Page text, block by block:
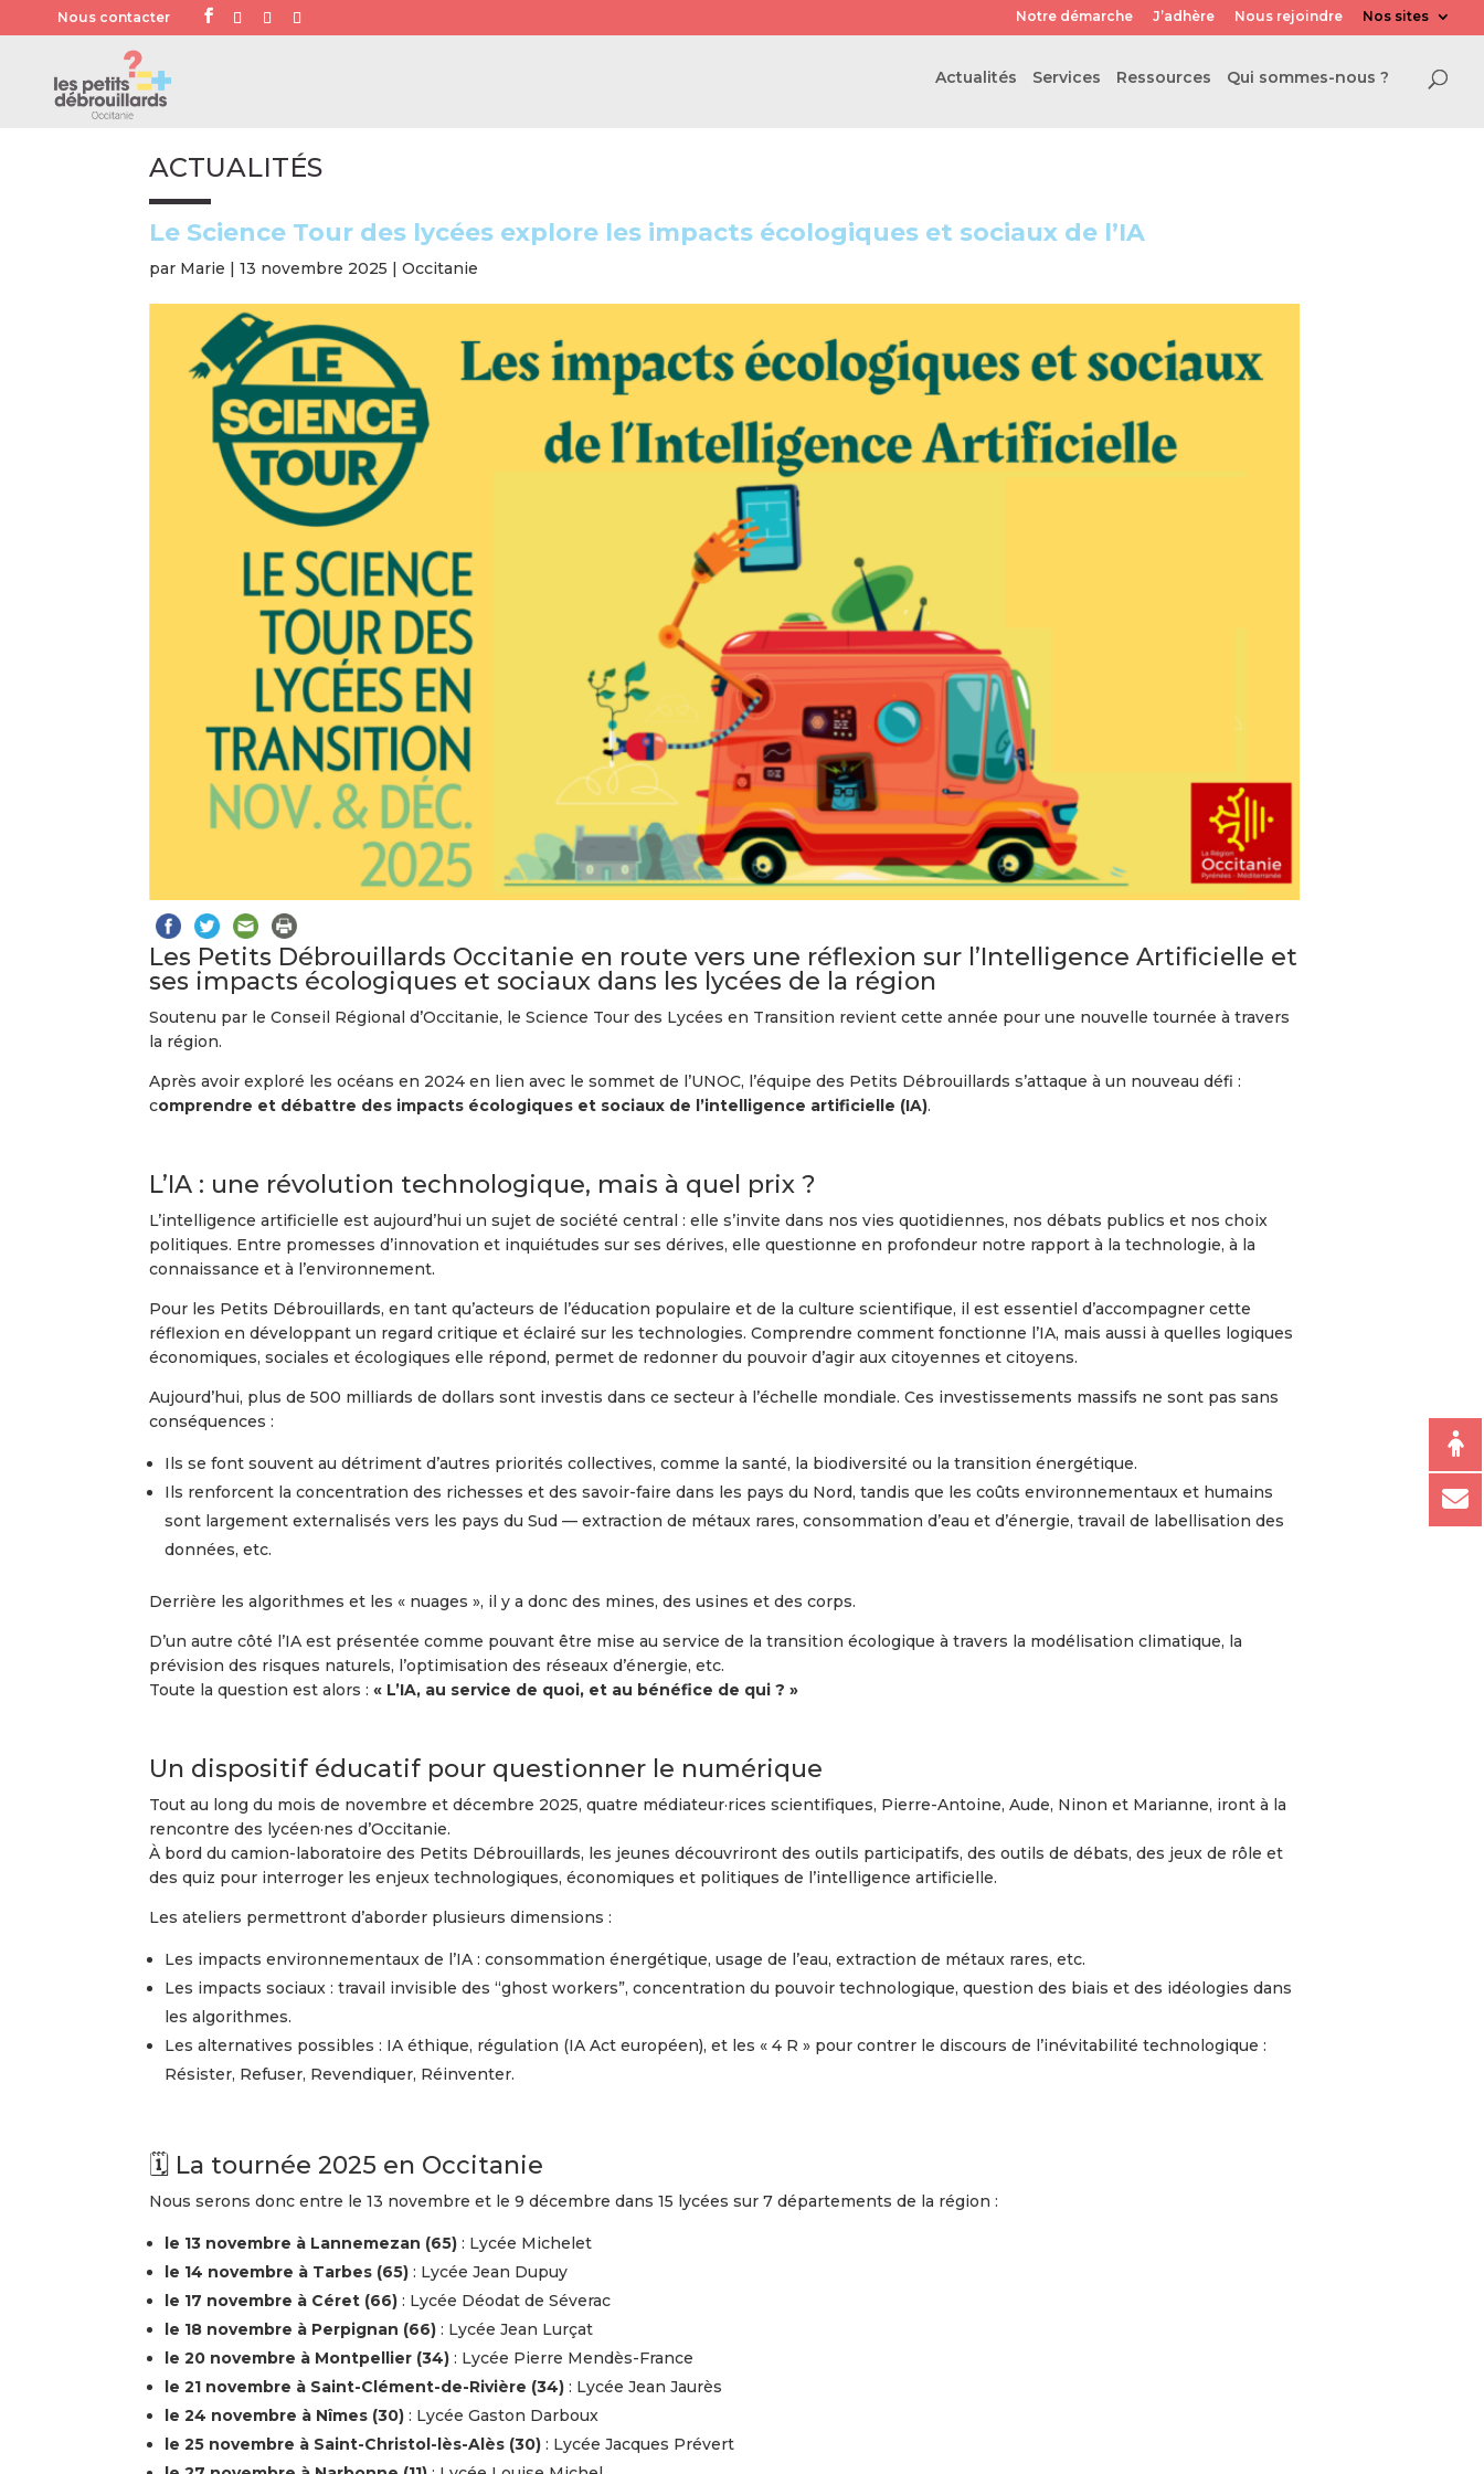
Nous contacter Notre démarche J’adhère Nous rejoindre Nos sites
Actualités Services Ressources Qui sommes-nous ?
ACTUALITÉS
Le Science Tour des lycées explore les impacts écologiques et sociaux de l’IA
par Marie | 13 novembre 2025 | Occitanie
Les Petits Débrouillards Occitanie en route vers une réflexion sur l’Intelligence Artificielle et
ses impacts écologiques et sociaux dans les lycées de la région
Soutenu par le Conseil Régional d’Occitanie, le Science Tour des Lycées en Transition revient cette année pour une nouvelle tournée à travers
la région.
Après avoir exploré les océans en 2024 en lien avec le sommet de l’UNOC, l’équipe des Petits Débrouillards s’attaque à un nouveau défi :
comprendre et débattre des impacts écologiques et sociaux de l’intelligence artificielle (IA).
L’IA : une révolution technologique, mais à quel prix ?
L’intelligence artificielle est aujourd’hui un sujet de société central : elle s’invite dans nos vies quotidiennes, nos débats publics et nos choix
politiques. Entre promesses d’innovation et inquiétudes sur ses dérives, elle questionne en profondeur notre rapport à la technologie, à la
connaissance et à l’environnement.
Pour les Petits Débrouillards, en tant qu’acteurs de l’éducation populaire et de la culture scientifique, il est essentiel d’accompagner cette
réflexion en développant un regard critique et éclairé sur les technologies. Comprendre comment fonctionne l’IA, mais aussi à quelles logiques
économiques, sociales et écologiques elle répond, permet de redonner du pouvoir d’agir aux citoyennes et citoyens.
Aujourd’hui, plus de 500 milliards de dollars sont investis dans ce secteur à l’échelle mondiale. Ces investissements massifs ne sont pas sans
conséquences :
Ils se font souvent au détriment d’autres priorités collectives, comme la santé, la biodiversité ou la transition énergétique.
Ils renforcent la concentration des richesses et des savoir-faire dans les pays du Nord, tandis que les coûts environnementaux et humains
sont largement externalisés vers les pays du Sud — extraction de métaux rares, consommation d’eau et d’énergie, travail de labellisation des
données, etc.
Derrière les algorithmes et les « nuages », il y a donc des mines, des usines et des corps.
D’un autre côté l’IA est présentée comme pouvant être mise au service de la transition écologique à travers la modélisation climatique, la
prévision des risques naturels, l’optimisation des réseaux d’énergie, etc.
Toute la question est alors : « L’IA, au service de quoi, et au bénéfice de qui ? »
Un dispositif éducatif pour questionner le numérique
Tout au long du mois de novembre et décembre 2025, quatre médiateur·rices scientifiques, Pierre-Antoine, Aude, Ninon et Marianne, iront à la
rencontre des lycéen·nes d’Occitanie.
À bord du camion-laboratoire des Petits Débrouillards, les jeunes découvriront des outils participatifs, des outils de débats, des jeux de rôle et
des quiz pour interroger les enjeux technologiques, économiques et politiques de l’intelligence artificielle.
Les ateliers permettront d’aborder plusieurs dimensions :
Les impacts environnementaux de l’IA : consommation énergétique, usage de l’eau, extraction de métaux rares, etc.
Les impacts sociaux : travail invisible des “ghost workers”, concentration du pouvoir technologique, question des biais et des idéologies dans
les algorithmes.
Les alternatives possibles : IA éthique, régulation (IA Act européen), et les « 4 R » pour contrer le discours de l’inévitabilité technologique :
Résister, Refuser, Revendiquer, Réinventer.
🗓️ La tournée 2025 en Occitanie
Nous serons donc entre le 13 novembre et le 9 décembre dans 15 lycées sur 7 départements de la région :
le 13 novembre à Lannemezan (65): Lycée Michelet
le 14 novembre à Tarbes (65): Lycée Jean Dupuy
le 17 novembre à Céret (66): Lycée Déodat de Séverac
le 18 novembre à Perpignan (66): Lycée Jean Lurçat
le 20 novembre à Montpellier (34): Lycée Pierre Mendès-France
le 21 novembre à Saint-Clément-de-Rivière (34): Lycée Jean Jaurès
le 24 novembre à Nîmes (30): Lycée Gaston Darboux
le 25 novembre à Saint-Christol-lès-Alès (30): Lycée Jacques Prévert